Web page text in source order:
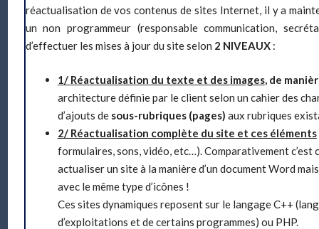
réactualisation de vos contenus de sites Internet, il y a
un non programmeur (responsable communication,
d’effectuer les mises à jour du site selon 2 NIVEAUX:
1/ Réactualisation du texte et des images, de
architecture définie par le client selon un cahier des
d’ajouts de sous-rubriques (pages) aux rubriques
2/ Réactualisation complète du site et ces éléments
formulaires, sons, vidéo, etc…). Comparativement c’est
actualiser un site à la manière d’un document Word
avec le même type d’icônes !
Ces sites dynamiques reposent sur le langage C++
d’exploitations et de certains programmes) ou PHP.